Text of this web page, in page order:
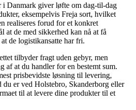
i Danmark giver løfte om dag-til-dag
eksempelvis Freja sort, hvilket
realiseres forud for et konkret
at de med sikkerhed kan nå at få
de logistikansatte har fri.
tilbyder fragt uden gebyr, men
af at du handler for en bestemt sum.
prisbevidste løsning til levering,
er ved Holstebro, Skanderborg eller
til at levere dine produkter til et